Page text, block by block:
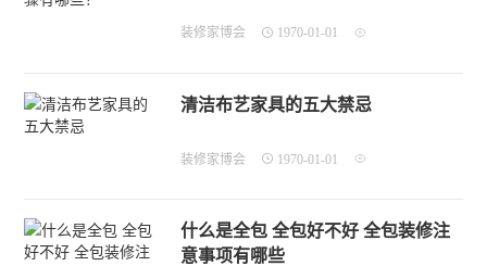
装修家博会 1970-01-01
清洁布艺家具的五大禁忌
装修家博会 1970-01-01
什么是全包 全包好不好 全包装修注
意事项有哪些